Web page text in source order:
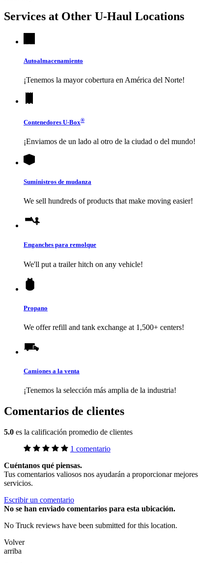
Services at Other U-Haul Locations
Autoalmacenamiento
¡Tenemos la mayor cobertura en América del Norte!
Contenedores U-Box®
¡Enviamos de un lado al otro de la ciudad o del mundo!
Suministros de mudanza
We sell hundreds of products that make moving easier!
Enganches para remolque
We'll put a trailer hitch on any vehicle!
Propano
We offer refill and tank exchange at 1,500+ centers!
Camiones a la venta
¡Tenemos la selección más amplia de la industria!
Comentarios de clientes
5.0 es la calificación promedio de clientes
1 comentario
Cuéntanos qué piensas.
Tus comentarios valiosos nos ayudarán a proporcionar mejores
servicios.
Escribir un comentario
No se han enviado comentarios para esta ubicación.
No Truck reviews have been submitted for this location.
Volver
arriba